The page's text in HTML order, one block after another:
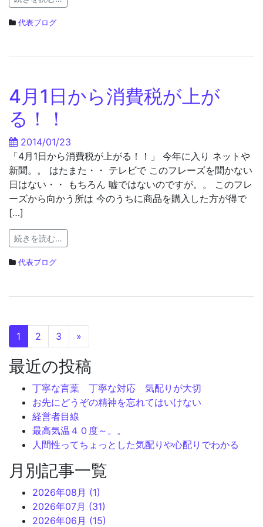
代表ブログ
4月1日から消費税が上が
る！！
2014/01/23
「4月1日から消費税が上がる！！」 今年に入り ネットや
新聞。。 はたまた・・ テレビで このフレーズを聞かない
日はない・・ もちろん 嘘ではないのですが。。 このフレ
ーズから向かう所は 今のうちに商品を購入した方が得で
[…]
続きを読む…
代表ブログ
1 2 3 »
最近の投稿
丁寧な言葉 丁寧な対応 気配りが大切
お先にどうぞの精神を忘れてはいけない
経営者目線
最高気温４０度～。。
人間性ってちょっとした気配りや心配りでわかる
月別記事一覧
2026年08月 (1)
2026年07月 (31)
2026年06月 (15)